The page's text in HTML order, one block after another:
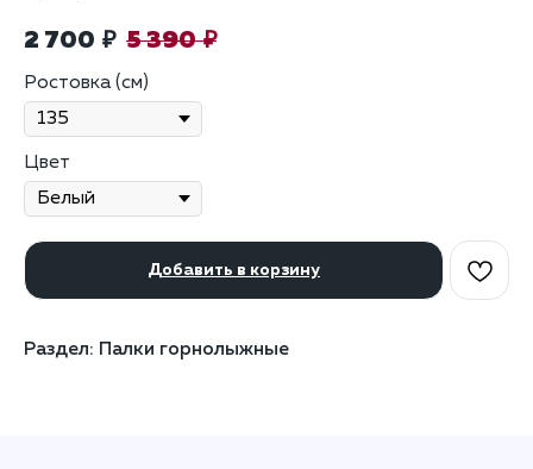
2 700 ₽ 5 390 ₽
Ростовка (см)
Цвет
Добавить в корзину
Раздел: Палки горнолыжные